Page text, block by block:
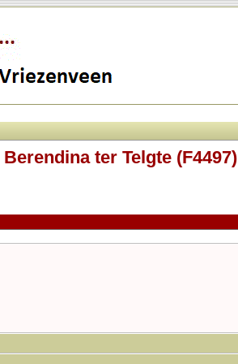
ter Telgte (F4497)